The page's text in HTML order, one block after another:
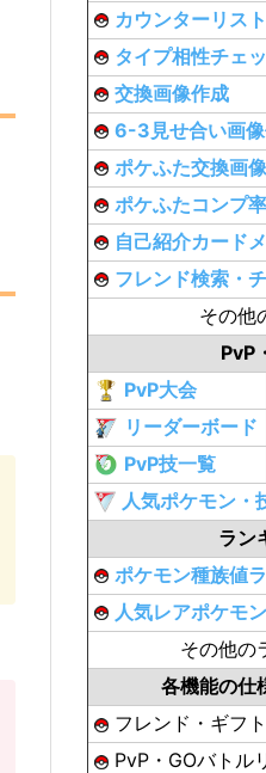
カウンターリス
タイプ相性チェ
交換画像作成
6-3見せ合い画
ポケふた交換画
ポケふたコンプ
自己紹介カード
フレンド検索・
その他
PvP
PvP大会
リーダーボード
PvP技一覧
人気ポケモン・
ラン
ポケモン種族値
人気レアポケモ
その他の
各機能の仕
フレンド・ギフ
PvP・GOバトル